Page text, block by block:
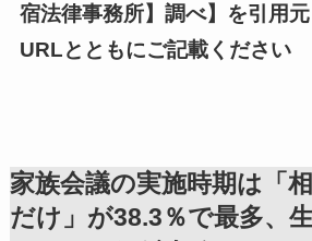
宿法律事務所】調べ】を引用
URLとともにご記載ください
家族会議の実施時期は「
だけ」が38.3％で最多、